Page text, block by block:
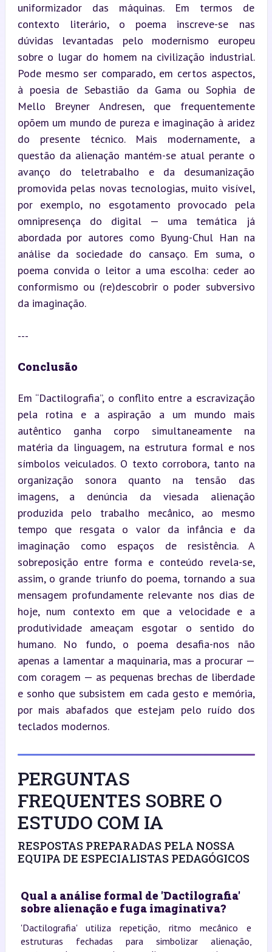
uniformizador das máquinas. Em termos de
contexto literário, o poema inscreve-se nas
dúvidas levantadas pelo modernismo europeu
sobre o lugar do homem na civilização industrial.
Pode mesmo ser comparado, em certos aspectos,
à poesia de Sebastião da Gama ou Sophia de
Mello Breyner Andresen, que frequentemente
opõem um mundo de pureza e imaginação à aridez
do presente técnico. Mais modernamente, a
questão da alienação mantém-se atual perante o
avanço do teletrabalho e da desumanização
promovida pelas novas tecnologias, muito visível,
por exemplo, no esgotamento provocado pela
omnipresença do digital — uma temática já
abordada por autores como Byung-Chul Han na
análise da sociedade do cansaço. Em suma, o
poema convida o leitor a uma escolha: ceder ao
conformismo ou (re)descobrir o poder subversivo
da imaginação.
---
Conclusão
Em “Dactilografia”, o conflito entre a escravização
pela rotina e a aspiração a um mundo mais
autêntico ganha corpo simultaneamente na
matéria da linguagem, na estrutura formal e nos
símbolos veiculados. O texto corrobora, tanto na
organização sonora quanto na tensão das
imagens, a denúncia da viesada alienação
produzida pelo trabalho mecânico, ao mesmo
tempo que resgata o valor da infância e da
imaginação como espaços de resistência. A
sobreposição entre forma e conteúdo revela-se,
assim, o grande triunfo do poema, tornando a sua
mensagem profundamente relevante nos dias de
hoje, num contexto em que a velocidade e a
produtividade ameaçam esgotar o sentido do
humano. No fundo, o poema desafia-nos não
apenas a lamentar a maquinaria, mas a procurar —
com coragem — as pequenas brechas de liberdade
e sonho que subsistem em cada gesto e memória,
por mais abafados que estejam pelo ruído dos
teclados modernos.
PERGUNTAS
FREQUENTES SOBRE O
ESTUDO COM IA
RESPOSTAS PREPARADAS PELA NOSSA
EQUIPA DE ESPECIALISTAS PEDAGÓGICOS
Qual a análise formal de 'Dactilografia'
sobre alienação e fuga imaginativa?
'Dactilografia' utiliza repetição, ritmo mecânico e
estruturas fechadas para simbolizar alienação,